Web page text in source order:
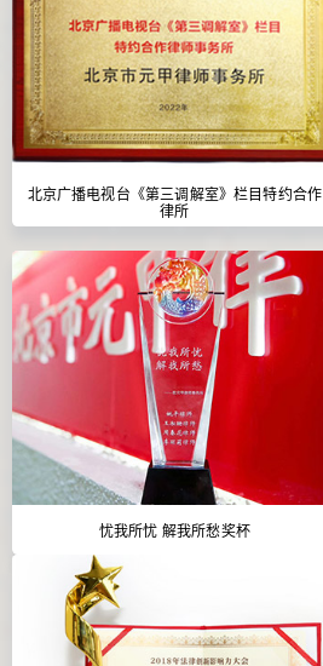
北京广播电视台《第三调解室》栏目特约合作
律所
忧我所忧 解我所愁奖杯